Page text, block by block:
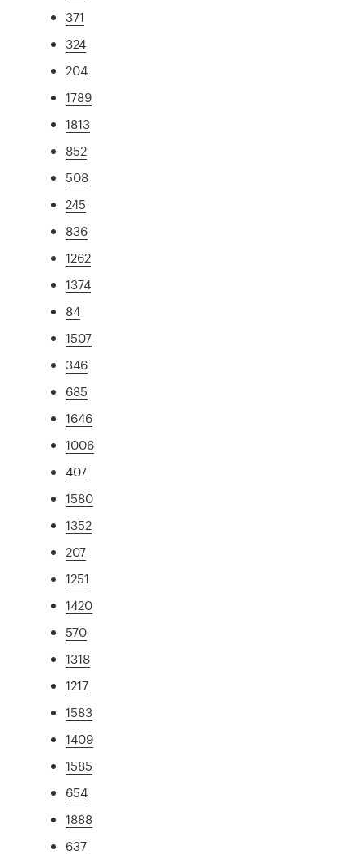
371
324
204
1789
1813
852
508
245
836
1262
1374
84
1507
346
685
1646
1006
407
1580
1352
207
1251
1420
570
1318
1217
1583
1409
1585
654
1888
637